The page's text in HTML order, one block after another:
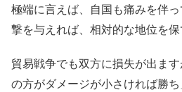
極端に言えば、自国も痛みを伴
撃を与えれば、相対的な地位を保
貿易戦争でも双方に損失が出ま
の方がダメージが小さければ勝